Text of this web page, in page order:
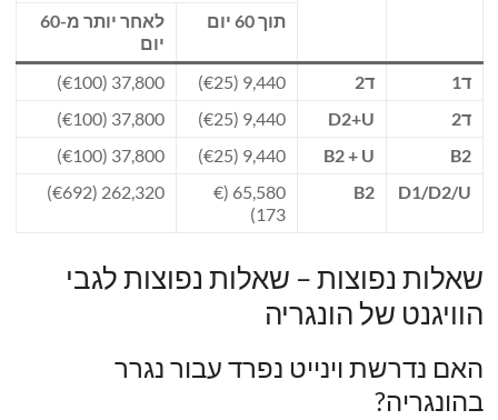
תוך 60 יום
לאחר יותר מ-60
יום
ד1
ד2 9,440 (€25)
37,800 (€100)
ד2
D2+U
9,440 (€25)
37,800 (€100)
B2
B2 + U
9,440 (€25)
37,800 (€100)
D1/D2/U
B2
65,580 (€
173)
262,320 (€692)
שאלות נפוצות – שאלות נפוצות לגבי
הוויגנט של הונגריה
האם נדרשת וינייט נפרד עבור נגרר
בהונגריה?